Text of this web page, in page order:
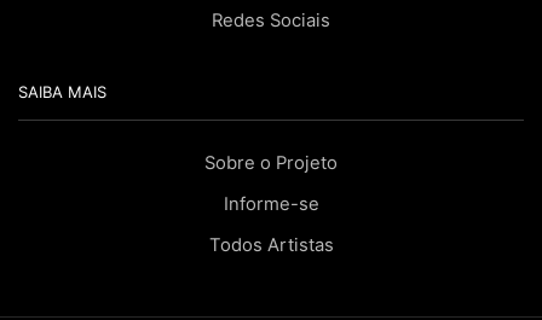
Redes Sociais
SAIBA MAIS
Sobre o Projeto
Informe-se
Todos Artistas